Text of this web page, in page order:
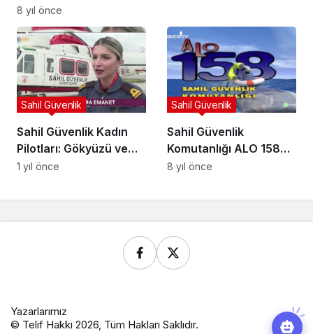
Bölge Komutanlığı
(Arşiv)
8 yıl önce
Sahil Güvenlik Kadın
Pilotları: Gökyüzü ve
Deniz Arasında
Sahil Güvenlik
1 yıl önce
Sahil Güvenlik
Komutanlığı ALO 158
Tanıtım Videosu
Sahil Güvenlik
8 yıl önce
Yazarlarımız
© Telif Hakkı 2026, Tüm Hakları Saklıdır.